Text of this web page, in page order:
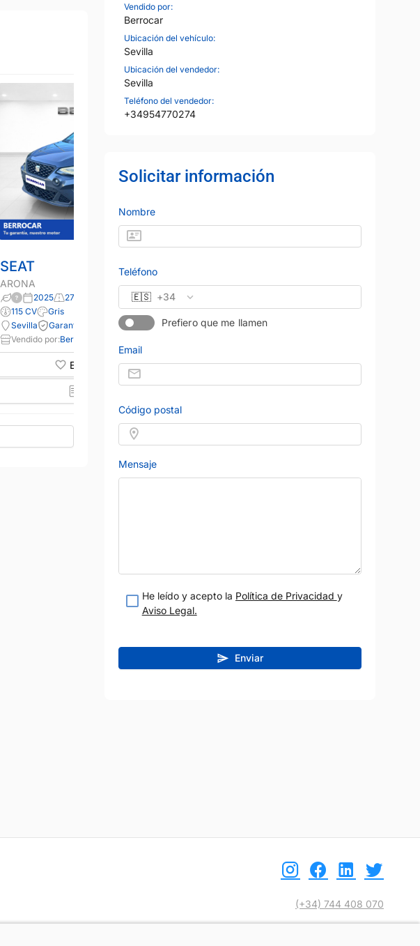
16
SEAT
ARONA 17.900 €
2025 27.250 km Gasolina
Manual
115 CV
Gris
Sevilla
Garantía 12 meses
Vendido por:Berrocar
Estoy interesado
ARONA
115 CV
Gris
Sevilla
Estoy interesado
Vendido por:
Berrocar
Ubicación del vehículo:
Sevilla
Ubicación del vendedor:
Sevilla
Teléfono del vendedor:
+34954770274
Solicitar información
Nombre
Teléfono
🇪🇸 +34
Prefiero que me llamen
Email
Código postal
Mensaje
He leído y acepto la Política de Privacidad y
Aviso Legal.
Enviar
(+34) 744 408 070
info@motoreto.com